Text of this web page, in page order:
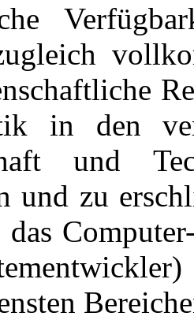
in den
und
und zu